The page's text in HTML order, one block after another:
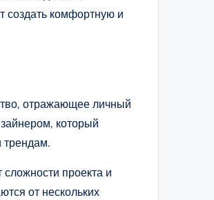
создать комфортную и
отражающее личный
который
трендам.
сложности проекта и
от нескольких